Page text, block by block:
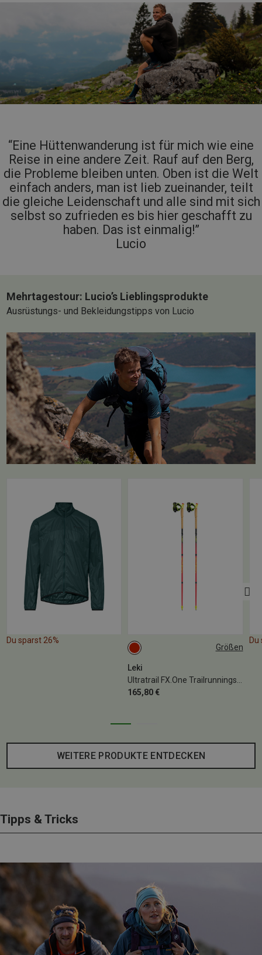
“Eine Hüttenwanderung ist für mich wie eine
Reise in eine andere Zeit. Rauf auf den Berg,
die Probleme bleiben unten. Oben ist die Welt
einfach anders, man ist lieb zueinander, teilt
die gleiche Leidenschaft und alle sind mit sich
selbst so zufrieden es bis hier geschafft zu
haben. Das ist einmalig!”
Lucio
Mehrtagestour: Lucio’s Lieblingsprodukte
Ausrüstungs- und Bekleidungstipps von Lucio
Du sparst 26%
Größen
Leki
165,80 €
105CM
Du
WEITERE PRODUKTE ENTDECKEN
Tipps & Tricks